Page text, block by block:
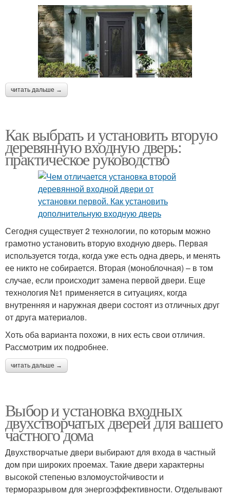
читать дальше →
Как выбрать и установить вторую
деревянную входную дверь:
практическое руководство
Сегодня существует 2 технологии, по которым можно
грамотно установить вторую входную дверь. Первая
используется тогда, когда уже есть одна дверь, и менять
ее никто не собирается. Вторая (моноблочная) – в том
случае, если происходит замена первой двери. Еще
технология №1 применяется в ситуациях, когда
внутренняя и наружная двери состоят из отличных друг
от друга материалов.
Хоть оба варианта похожи, в них есть свои отличия.
Рассмотрим их подробнее.
читать дальше →
Выбор и установка входных
двухстворчатых дверей для вашего
частного дома
Двухстворчатые двери выбирают для входа в частный
дом при широких проемах. Такие двери характерны
высокой степенью взломоустойчивости и
терморазрывом для энергоэффективности. Отделывают